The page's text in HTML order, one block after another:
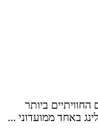
ביותר
באחד ממועדוני ...